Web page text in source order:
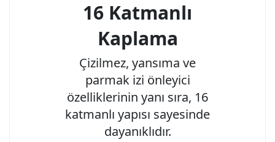
16 Katmanlı
Kaplama
Çizilmez, yansıma ve
parmak izi önleyici
özelliklerinin yanı sıra, 16
katmanlı yapısı sayesinde
dayanıklıdır.